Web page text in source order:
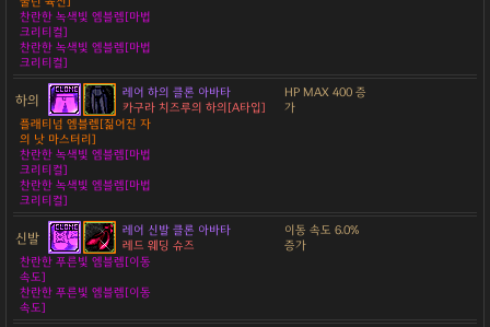
찬란한 녹색빛 엠블렘[마법
크리티컬]
찬란한 녹색빛 엠블렘[마법
크리티컬]
하의
레어 하의 클론 아바타
카구라 치즈루의 하의[A타입]
HP MAX 400 증
가
플래티넘 엠블렘[짊어진 자
의 낫 마스터리]
찬란한 녹색빛 엠블렘[마법
크리티컬]
찬란한 녹색빛 엠블렘[마법
크리티컬]
신발
레어 신발 클론 아바타
레드 웨딩 슈즈
이동 속도 6.0%
증가
찬란한 푸른빛 엠블렘[이동
속도]
찬란한 푸른빛 엠블렘[이동
속도]